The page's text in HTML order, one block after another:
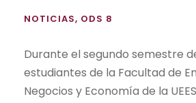
NOTICIAS, ODS 8
Durante el segundo semestre
estudiantes de la Facultad de
Negocios y Economía de la